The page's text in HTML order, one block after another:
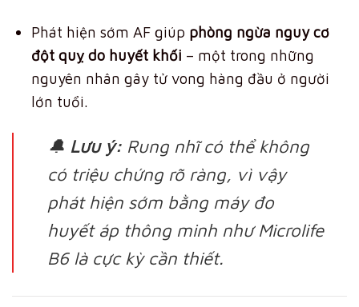
Phát hiện sớm AF giúp phòng ngừa nguy cơ
đột quỵ do huyết khối – một trong những
nguyên nhân gây tử vong hàng đầu ở người
lớn tuổi.
🔔 Lưu ý:Rung nhĩ có thể không
có triệu chứng rõ ràng, vì vậy
phát hiện sớm bằng máy đo
huyết áp thông minh như Microlife
B6 là cực kỳ cần thiết.